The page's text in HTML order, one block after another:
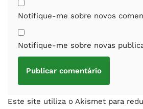
Notifique-me sobre novos
Notifique-me sobre novas
Este site utiliza o Akismet para